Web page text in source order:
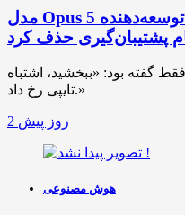
مدل Opus 5 به‌اشتباه کل پوشه پروفایل یک توسعه‌دهنده
پشتیبان‌گیری حذف کرد
گفته بود: «ببخشید، اشتباه
تایپی رخ داد.»
2 روز پیش
هوش مصنوعی